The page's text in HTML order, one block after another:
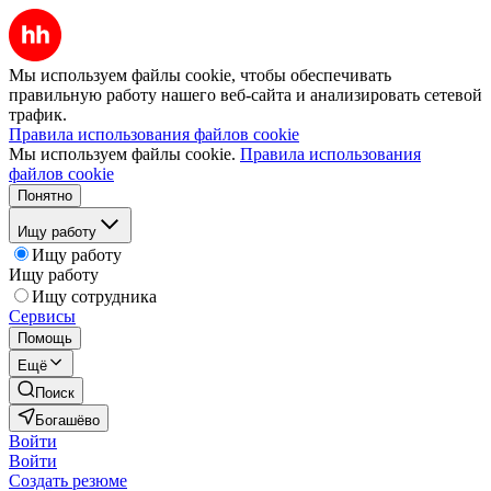
Мы используем файлы cookie, чтобы обеспечивать
правильную работу нашего веб-сайта и анализировать сетевой
трафик.
Правила использования файлов cookie
Мы используем файлы cookie. Правила использования
файлов cookie
Понятно
Ищу работу
Ищу работу
Ищу работу
Ищу сотрудника
Сервисы
Помощь
Ещё
Поиск
Богашёво
Войти
Войти
Создать резюме